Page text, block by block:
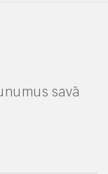
savā